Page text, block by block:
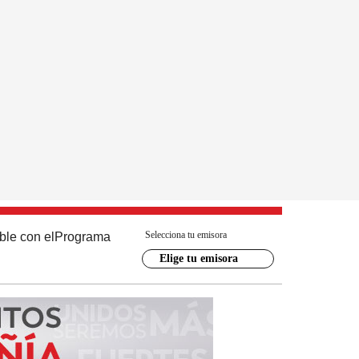
con el Programa Selecciona tu emisora
Elige tu emisora